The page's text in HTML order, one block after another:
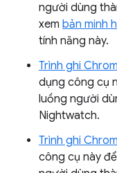
người dùng
xem bản minh
tính năng này.
Trình ghi
dụng công cụ
luồng người
Nightwatch.
Trình ghi
công cụ này